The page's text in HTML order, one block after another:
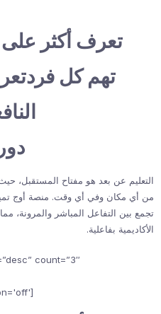
تعرف أكثر على
تهم كل
التعليم عن بعد هو مفتاح المستقبل،
من أي مكان وفي أي وقت. منصة أوج
تجمع بين التفاعل المباشر والمرونة،
الأكاديمية بفاعلية.
count=”3″